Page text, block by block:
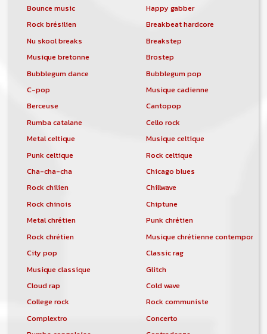
Bounce music
Happy gabber
Rock brésilien
Breakbeat hardcore
Nu skool breaks
Breakstep
Musique bretonne
Brostep
Bubblegum dance
Bubblegum pop
C-pop
Musique cadienne
Berceuse
Cantopop
Rumba catalane
Cello rock
Metal celtique
Musique celtique
Punk celtique
Rock celtique
Cha-cha-cha
Chicago blues
Rock chilien
Chillwave
Rock chinois
Chiptune
Metal chrétien
Punk chrétien
Rock chrétien
Musique chrétienne
City pop
Classic rag
Musique classique
Glitch
Cloud rap
Cold wave
College rock
Rock communiste
Complextro
Concerto